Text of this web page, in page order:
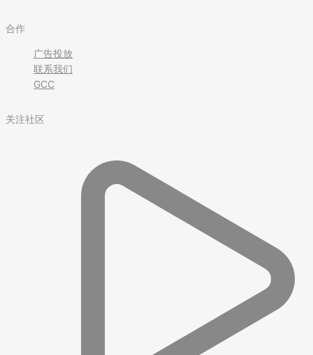
合作
广告投放
联系我们
GCC
关注社区